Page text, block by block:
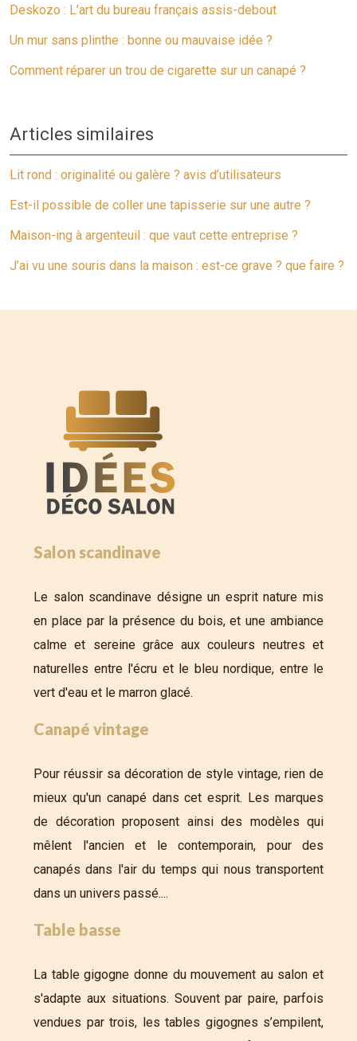
Deskozo : L’art du bureau français assis-debout
Un mur sans plinthe : bonne ou mauvaise idée ?
Comment réparer un trou de cigarette sur un canapé ?
Articles similaires
Lit rond : originalité ou galère ? avis d’utilisateurs
Est-il possible de coller une tapisserie sur une autre ?
Maison-ing à argenteuil : que vaut cette entreprise ?
J’ai vu une souris dans la maison : est-ce grave ? que faire ?
Salon scandinave
Le salon scandinave désigne un esprit nature mis
en place par la présence du bois, et une ambiance
calme et sereine grâce aux couleurs neutres et
naturelles entre l'écru et le bleu nordique, entre le
vert d'eau et le marron glacé.
Canapé vintage
Pour réussir sa décoration de style vintage, rien de
mieux qu'un canapé dans cet esprit. Les marques
de décoration proposent ainsi des modèles qui
mêlent l'ancien et le contemporain, pour des
canapés dans l'air du temps qui nous transportent
dans un univers passé....
Table basse
La table gigogne donne du mouvement au salon et
s'adapte aux situations. Souvent par paire, parfois
vendues par trois, les tables gigognes s’empilent,